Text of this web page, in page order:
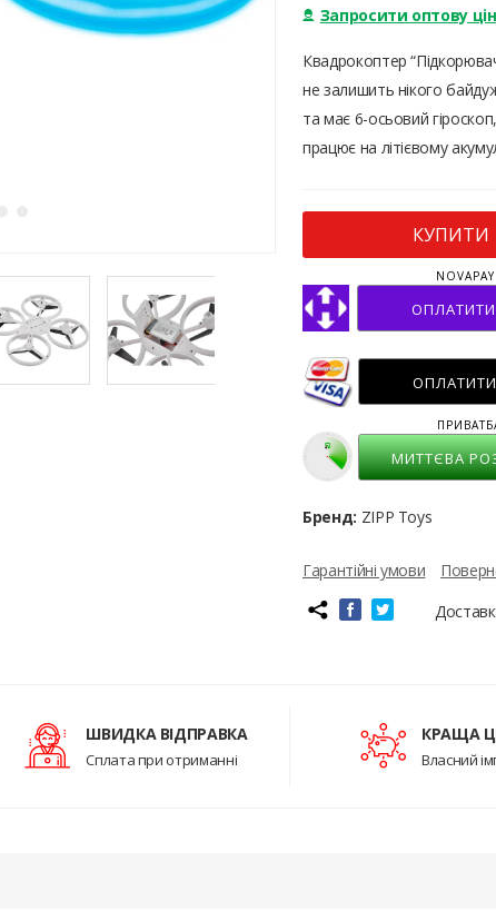
Запросити оптову
Квадрокоптер
не залишить нікого
та має 6-осьовий
працює на літієвому
КУПИТИ
NOVAPAY
МИТТЄВА
Бренд: ZIPP Toys
Гарантійні умови
ШВИДКА ВІДПРАВКА
Сплата при отриманні
КРАЩА
Власний